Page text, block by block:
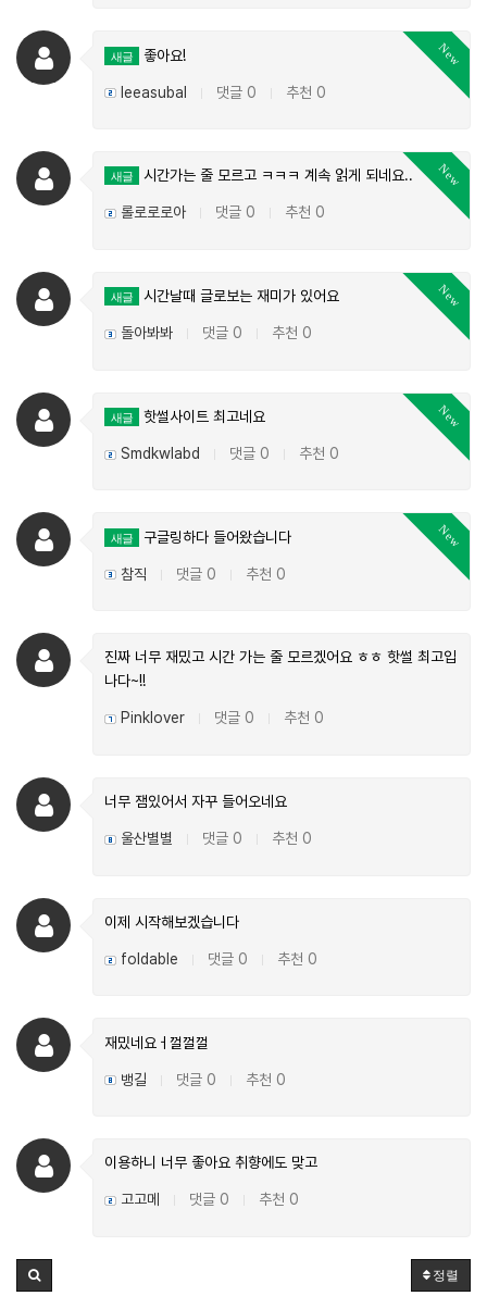
New
새글 좋아요!
leeasubal 댓글 0 추천 0
New
새글 시간가는 줄 모르고 ㅋㅋㅋ 계속 읽게 되네요..
롤로로로아 댓글 0 추천 0
New
새글 시간날때 글로보는 재미가 있어요
돌아봐봐 댓글 0 추천 0
New
새글 핫썰사이트 최고네요
Smdkwlabd 댓글 0 추천 0
New
새글 구글링하다 들어왔습니다
참직 댓글 0 추천 0
진짜 너무 재밌고 시간 가는 줄 모르겠어요 ㅎㅎ 핫썰 최고입
나다~!!
Pinklover 댓글 0 추천 0
너무 잼있어서 자꾸 들어오네요
울산별별 댓글 0 추천 0
이제 시작해보겠습니다
foldable 댓글 0 추천 0
재밌네요ㅓ껄껄껄
뱅길 댓글 0 추천 0
이용하니 너무 좋아요 취향에도 맞고
고고메 댓글 0 추천 0
정렬